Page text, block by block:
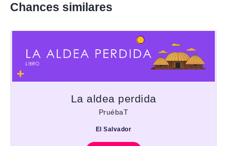
Chances similares
La aldea perdida
PruébaT
El Salvador